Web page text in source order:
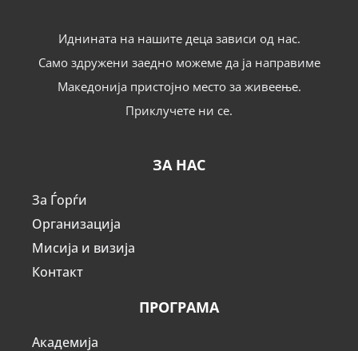
Иднината на нашите деца зависи од нас.
Само здружени заедно можеме да ја направиме
Македонија пристојно место за живеење.
Приклучете ни се.
ЗА НАС
За Ѓорѓи
Организација
Мисија и визија
Контакт
ПРОГРАМА
Академија